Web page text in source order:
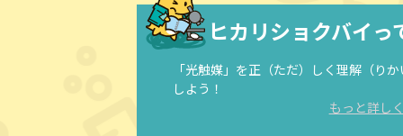
ヒカリショクバイっ
「光触媒」を正（ただ）しく理解（り
しよう！
もっと詳し